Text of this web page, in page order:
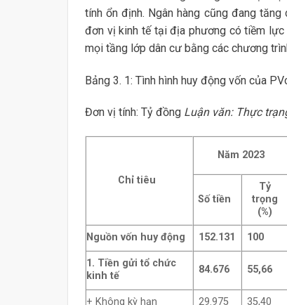
tính ổn định. Ngân hàng cũng đang
đơn vị kinh tế tại địa phương có tiềm lực
mọi tầng lớp dân cư bằng các chương
Bảng 3. 1: Tình hình huy động vốn của
Đơn vị tính: Tỷ đồng Luận văn: Thực
Chỉ tiêu
Năm 2023
Số tiền
Tỷ
trọng
(%)
Nguồn vốn huyđộng 152.131 100
1. Tiền gửi tổ chức
kinh tế
84.676 55,66
+ Không kỳ hạn 29.975 35,40